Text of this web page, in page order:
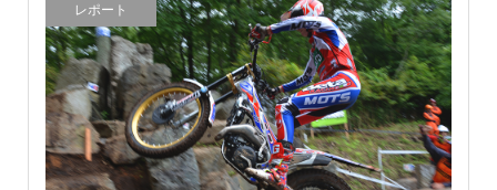
レポート